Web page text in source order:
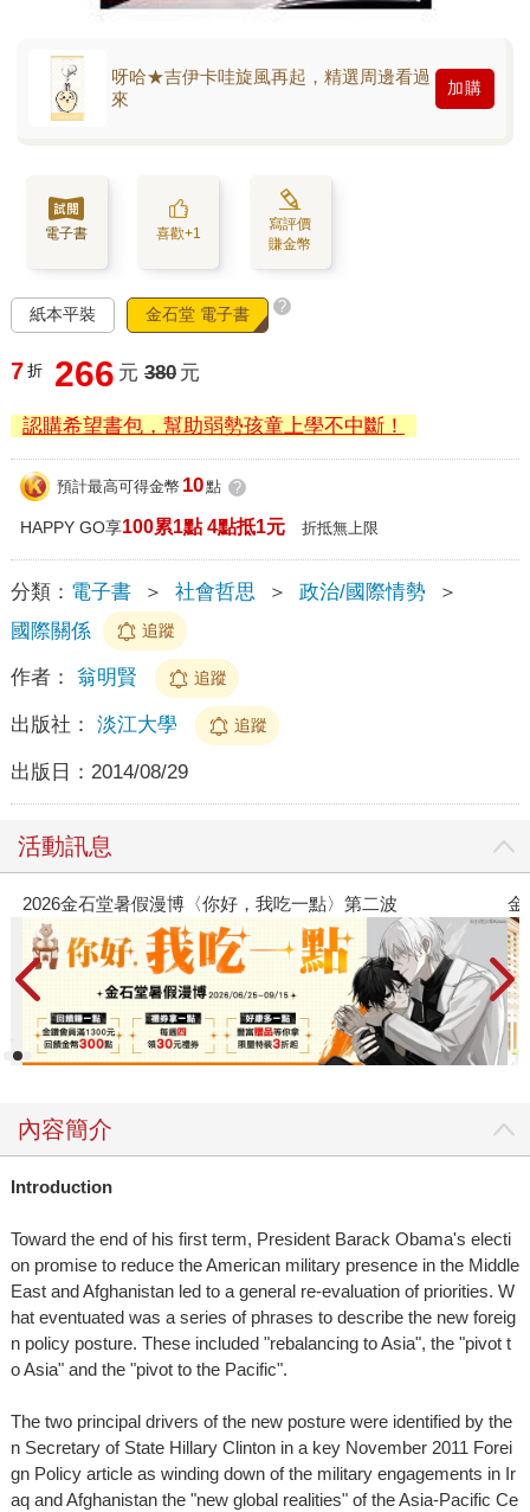
呀哈★吉伊卡哇旋風再起，精選周邊看過
來
加購
電子書 喜歡+1
寫評價
賺金幣
紙本平裝 金石堂 電子書 ?
7 折 266 元 380 元
認購希望書包，幫助弱勢孩童上學不中斷！
預計最高可得金幣 10點 ?
HAPPY GO享100累1點 4點抵1元 折抵無上限
分類： 電子書 ＞ 社會哲思 ＞ 政治/國際情勢
＞
國際關係
追蹤
作者： 翁明賢 追蹤
出版社： 淡江大學 追蹤
出版日： 2014/08/29
活動訊息
金石堂2026海外優惠：電子書
內容簡介
Introduction
Toward the end of his first term, President Barack Obama's electi
on promise to reduce the American military presence in the Middle
East and Afghanistan led to a general re-evaluation of priorities. W
hat eventuated was a series of phrases to describe the new foreig
n policy posture. These included "rebalancing to Asia", the "pivot t
o Asia" and the "pivot to the Pacific".
The two principal drivers of the new posture were identified by the
n Secretary of State Hillary Clinton in a key November 2011 Forei
gn Policy article as winding down of the military engagements in Ir
aq and Afghanistan the "new global realities" of the Asia-Pacific Ce